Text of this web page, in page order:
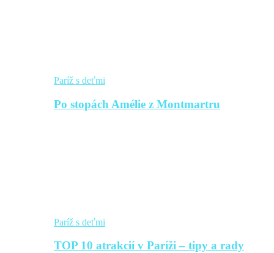
Paríž s deťmi
Po stopách Amélie z Montmartru
Paríž s deťmi
TOP 10 atrakcií v Paríži – tipy a rady